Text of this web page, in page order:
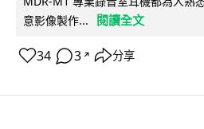
意影像製作...
閱讀全文
34 3 ↗ 分享